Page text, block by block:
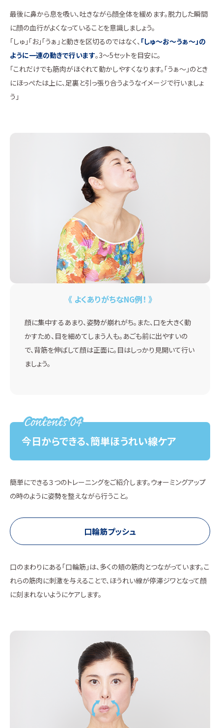
最後に鼻から息を吸い、吐きながら顔全体を緩めます。脱力した瞬間
に顔の血行がよくなっていることを意識しましょう。
「しゅ」「お」「うぁ」と動きを区切るのではなく、 「しゅ～お～うぁ～」の
ように一連の動きで行います。3〜5セットを目安に。
「これだけでも筋肉がほぐれて動かしやすくなります。「うぁ～」のとき
にほっぺたは上に、足裏と引っ張り合うようなイメージで行いましょ
う」
《 よくありがちなNG例！ 》
顔に集中するあまり、姿勢が崩れがち。また、口を大きく動
かすため、目を細めてしまう人も。あごも前に出やすいの
で、背筋を伸ばして顔は正面に。目はしっかり見開いて行い
ましょう。
今日からできる、簡単ほうれい線ケア
簡単にできる３つのトレーニングをご紹介します。ウォーミングアップ
の時のように姿勢を整えながら行うこと。
口輪筋プッシュ
口のまわりにある「口輪筋」は、多くの頬の筋肉とつながっています。こ
れらの筋肉に刺激を与えることで、ほうれい線が停滞ジワとなって顔
に刻まれないようにケアします。